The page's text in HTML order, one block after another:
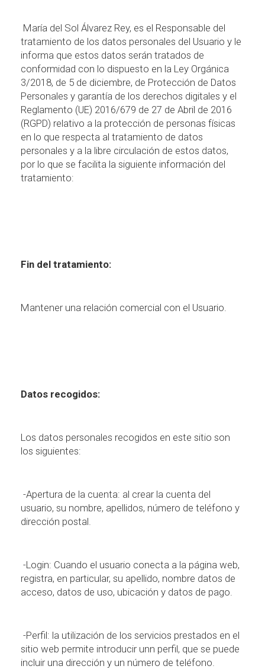
María del Sol Álvarez Rey, es el Responsable del
tratamiento de los datos personales del Usuario y le
informa que estos datos serán tratados de
conformidad con lo dispuesto en la Ley Orgánica
3/2018, de 5 de diciembre, de Protección de Datos
Personales y garantía de los derechos digitales y el
Reglamento (UE) 2016/679 de 27 de Abril de 2016
(RGPD) relativo a la protección de personas físicas
en lo que respecta al tratamiento de datos
personales y a la libre circulación de estos datos,
por lo que se facilita la siguiente información del
tratamiento:
Fin del tratamiento:
Mantener una relación comercial con el Usuario.
Datos recogidos:
Los datos personales recogidos en este sitio son
los siguientes:
-Apertura de la cuenta: al crear la cuenta del
usuario, su nombre, apellidos, número de teléfono y
dirección postal.
-Login: Cuando el usuario conecta a la página web,
registra, en particular, su apellido, nombre datos de
acceso, datos de uso, ubicación y datos de pago.
-Perfil: la utilización de los servicios prestados en el
sitio web permite introducir unn perfil, que se puede
incluir una dirección y un número de teléfono.